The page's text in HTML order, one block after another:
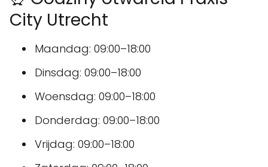
City Utrecht
Maandag: 09:00–18:00
Dinsdag: 09:00–18:00
Woensdag: 09:00–18:00
Donderdag: 09:00–18:00
Vrijdag: 09:00–18:00